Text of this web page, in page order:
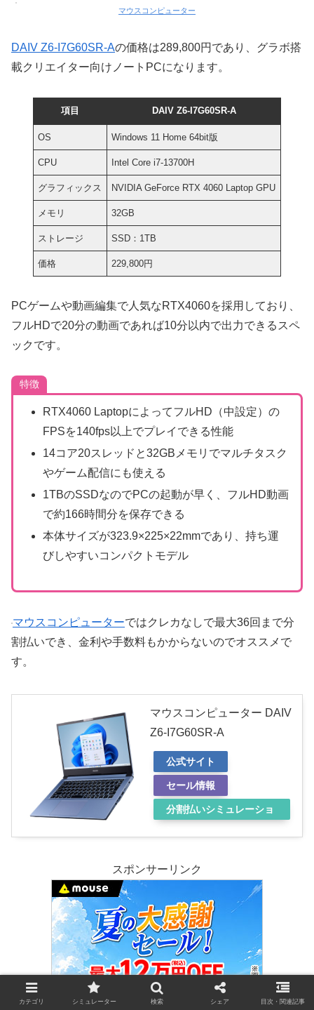
マウスコンピューター
DAIV Z6-I7G60SR-Aの価格は289,800円であり、グラボ搭
載クリエイター向けノートPCになります。
項目 DAIV Z6-I7G60SR-A
OS Windows 11 Home 64bit版
CPU Intel Core i7-13700H
グラフィックス NVIDIA GeForce RTX 4060 Laptop GPU
メモリ 32GB
ストレージ SSD：1TB
価格 229,800円
PCゲームや動画編集で人気なRTX4060を採用しており、
フルHDで20分の動画であれば10分以内で出力できるスペ
ックです。
特徴
RTX4060 LaptopによってフルHD（中設定）の
FPSを140fps以上でプレイできる性能
14コア20スレッドと32GBメモリでマルチタスク
やゲーム配信にも使える
1TBのSSDなのでPCの起動が早く、フルHD動画
で約166時間分を保存できる
本体サイズが323.9×225×22mmであり、持ち運
びしやすいコンパクトモデル
マウスコンピューターではクレカなしで最大36回まで分
割払いでき、金利や手数料もかからないのでオススメで
す。
マウスコンピューター DAIV
Z6-I7G60SR-A
公式サイト
セール情報
分割払いシミュレーショ
スポンサーリンク
カテゴリ シミュレーター 検索 シェア 目次・関連記事